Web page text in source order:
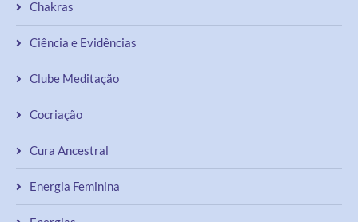
Chakras
Ciência e Evidências
Clube Meditação
Cocriação
Cura Ancestral
Energia Feminina